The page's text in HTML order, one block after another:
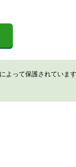
よって保護されていま